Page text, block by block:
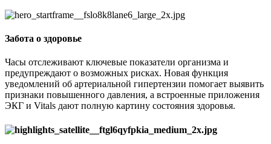
Забота о здоровье
Часы отслеживают ключевые показатели организма и
предупреждают о возможных рисках. Новая функция
уведомлений об артериальной гипертензии помогает выявить
признаки повышенного давления, а встроенные приложения
ЭКГ и Vitals дают полную картину состояния здоровья.